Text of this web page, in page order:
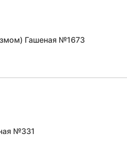
Гашеная №1673
№331